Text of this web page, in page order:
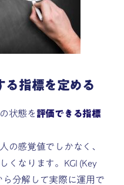
る指標を定める
状態を評価できる指標
の感覚値でしかなく、
くなります。KGI (Key
ら分解して実際に運用で